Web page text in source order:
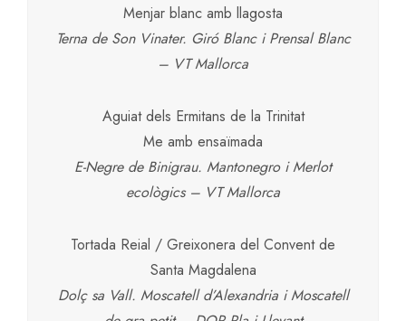
Menjar blanc amb llagosta
Terna de Son Vinater. Giró Blanc i Prensal Blanc
– VT Mallorca
Aguiat dels Ermitans de la Trinitat
Me amb ensaïmada
E-Negre de Binigrau. Mantonegro i Merlot
ecològics – VT Mallorca
Tortada Reial / Greixonera del Convent de
Santa Magdalena
Dolç sa Vall. Moscatell d’Alexandria i Moscatell